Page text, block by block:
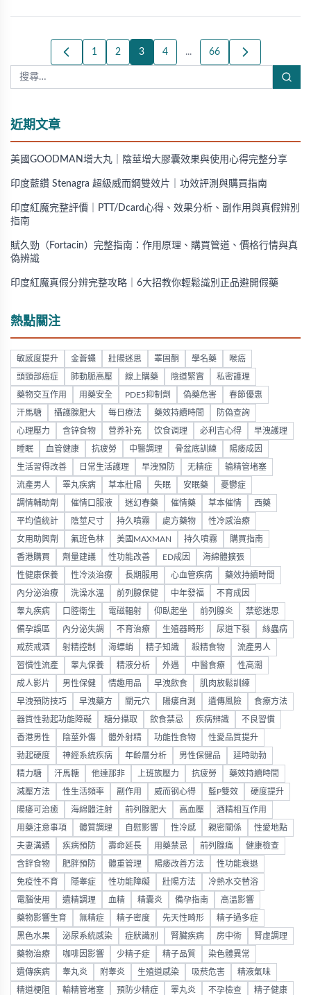
1 2 3 4 ... 66
近期文章
美國GOODMAN增大丸｜陰莖增大膠囊效果與使用心得完整分享
印度藍鑽 Stenagra 超級威而鋼雙效片｜功效評測與購買指南
印度紅魔完整評價｜PTT/Dcard心得、效果分析、副作用與真假辨別
指南
賦久勁（Fortacin）完整指南：作用原理、購買管道、價格行情與真
偽辨識
印度紅魔真假分辨完整攻略｜6大招教你輕鬆識別正品避開假藥
熱點關注
敏感度提升 金蒼蠅 壯陽迷思 睪固酮 學名藥 喉癌
頭頸部癌症 肺動脈高壓 線上購藥 陰道緊實 私密護理
藥物交互作用 用藥安全 PDE5抑制劑 偽藥危害 春節優惠
汗馬糖 攝護腺肥大 每日療法 藥效持續時間 防偽查詢
心理壓力 含锌食物 营养补充 饮食调理 必利吉心得 早洩護理
睡眠 血管健康 抗疲勞 中醫調理 骨盆底訓練 陽痿成因
生活習得改善 日常生活護理 早洩預防 无精症 输精管堵塞
流產男人 睪丸疾病 草本壯陽 失眠 安眠藥 憂鬱症
調情輔助劑 催情口服液 迷幻春藥 催情藥 草本催情 西藥
平均值統計 陰莖尺寸 持久噴霧 處方藥物 性冷感治療
女用助興劑 氟班色林 美國MAXMAN 持久噴霧 購買指南
香港購買 劑量建議 性功能改善 ED成因 海綿體擴張
性健康保養 性冷淡治療 長期服用 心血管疾病 藥效持續時間
內分泌治療 洗澡水溫 前列腺保健 中年發福 不育成因
睾丸疾病 口腔衛生 電磁輻射 仰臥起坐 前列腺炎 禁慾迷思
備孕誤區 內分泌失調 不育治療 生殖器畸形 尿道下裂 絲蟲病
戒菸戒酒 射精控制 海螵蛸 精子知識 殺精食物 流產男人
習慣性流產 睾丸保養 精液分析 外遇 中醫食療 性高潮
成人影片 男性保健 情趣用品 早洩飲食 肌肉放鬆訓練
早洩預防技巧 早洩藥方 關元穴 陽痿自測 遺傳風險 食療方法
器質性勃起功能障礙 糖分攝取 飲食禁忌 疾病辨識 不良習慣
香港男性 陰莖外傷 體外射精 功能性食物 性愛品質提升
勃起硬度 神經系統疾病 年齡層分析 男性保健品 延時助勃
精力糖 汗馬糖 他達那非 上班族壓力 抗疲勞 藥效持續時間
減壓方法 性生活頻率 副作用 威而钢心得 藍P雙效 硬度提升
陽痿可治癒 海綿體注射 前列腺肥大 高血壓 酒精相互作用
用藥注意事項 體質調理 自慰影響 性冷感 親密關係 性愛地點
夫妻溝通 疾病預防 壽命延長 用藥禁忌 前列腺痛 健康檢查
含鋅食物 肥胖預防 體重管理 陽痿改善方法 性功能衰退
免疫性不育 隱睾症 性功能障礙 壯陽方法 冷熱水交替浴
電腦使用 遺精調理 血精 精囊炎 備孕指南 高溫影響
藥物影響生育 無精症 精子密度 先天性畸形 精子過多症
黑色水果 泌尿系統感染 症狀識別 腎臟疾病 房中術 腎虛調理
藥物治療 咖啡因影響 少精子症 精子品質 染色體異常
遺傳疾病 睾丸炎 附睾炎 生殖道感染 吸菸危害 精液氣味
精道梗阻 輸精管堵塞 預防少精症 睪丸炎 不孕檢查 精子健康